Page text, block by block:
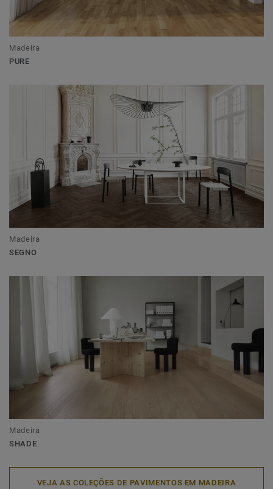
Madeira
PURE
Madeira
SEGNO
Madeira
SHADE
VEJA AS COLEÇÕES DE PAVIMENTOS EM MADEIRA